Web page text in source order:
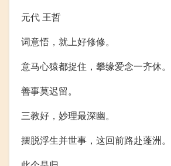
元代 王哲
词意悟，就上好修修。
意马心猿都捉住，攀缘爱念一齐休。
善事莫迟留。
三教好，妙理最深幽。
摆脱浮生并世事，这回前路赴蓬洲。